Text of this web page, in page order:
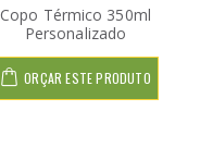
Copo Térmico 350ml
Personalizado
ORÇAR ESTE PRODUTO